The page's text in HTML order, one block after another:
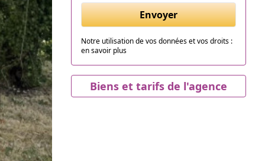
Envoyer
Notre utilisation de vos données et vos droits :
en savoir plus
Biens et tarifs de l'agence